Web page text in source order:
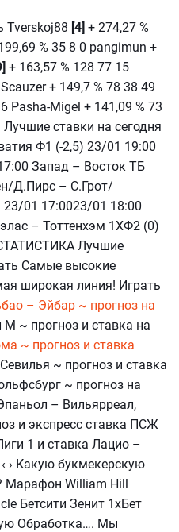
[4] + 274,27 %
% 35 8 0 pangimun +
+ 163,57 % 128 77 15
+ 149,7 % 78 38 49
Pasha-Migel + 141,09 % 73
ставки на сегодня
Ф1 (-2,5) 23/01 19:00
Запад – Восток ТБ
Д.Пирс – С.Грот/
01 17:0023/01 18:00
– Тоттенхэм 1ХФ2 (0)
Лучшие
Самые высокие
широкая линия! Играть
– Эйбар ~ прогноз на
М ~ прогноз и ставка на
~ прогноз и ставка
~ прогноз и ставка
~ прогноз на
– Вильярреал,
и экспресс ставка ПСЖ
1 и ставка Лацио –
› Какую букмекерскую
Марафон William Hill
Бетсити Зенит 1хБет
Обработка…. Мы